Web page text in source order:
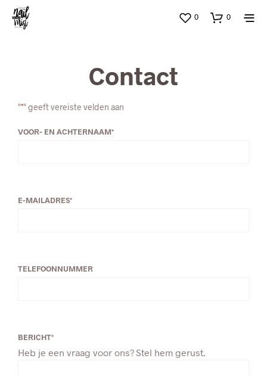
0 0
Contact
"*" geeft vereiste velden aan
VOOR- EN ACHTERNAAM*
E-MAILADRES*
TELEFOONNUMMER
BERICHT*
Heb je een vraag voor ons? Stel hem gerust.